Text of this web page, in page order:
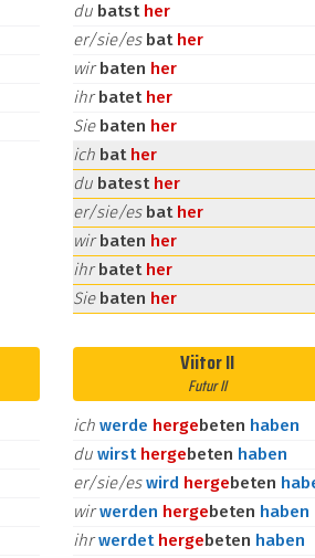
du batst her
er/sie/es bat her
wirbaten her
ihrbatet her
Sie baten her
ich bat her
du batest her
er/sie/es bat her
wirbaten her
ihrbatet her
Sie baten her
Viitor II
Futur II
ich werde hergebeten haben
du wirst hergebeten haben
er/sie/eswird hergebeten
wirwerden hergebeten haben
ihrwerdet hergebeten haben